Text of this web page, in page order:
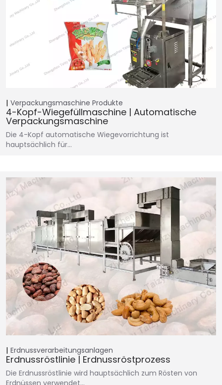
Verpackungsmaschine Produkte
4-Kopf-Wiegefüllmaschine | Automatische
Verpackungsmaschine
Die 4-Kopf automatische Wiegevorrichtung ist
hauptsächlich für…
Erdnussverarbeitungsanlagen
Erdnussröstlinie | Erdnussröstprozess
Die Erdnussröstlinie wird hauptsächlich zum Rösten von